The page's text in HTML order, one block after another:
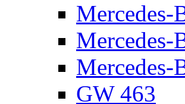
Mercedes-
Mercedes-
Mercedes-
GW 463